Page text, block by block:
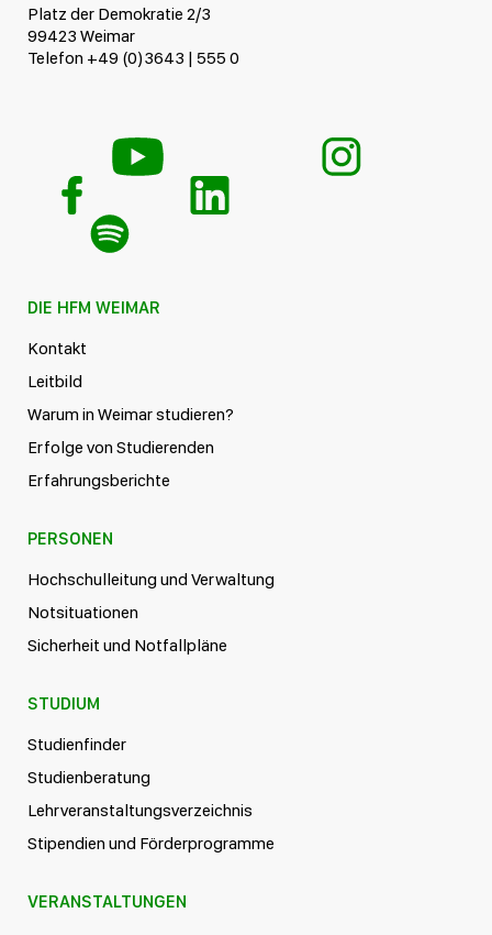
Platz der Demokratie 2/3
99423 Weimar
Telefon +49 (0)3643 | 555 0
DIE HFM WEIMAR
Kontakt
Leitbild
Warum in Weimar studieren?
Erfolge von Studierenden
Erfahrungsberichte
PERSONEN
Hochschulleitung und Verwaltung
Notsituationen
Sicherheit und Notfallpläne
STUDIUM
Studienfinder
Studienberatung
Lehrveranstaltungsverzeichnis
Stipendien und Förderprogramme
VERANSTALTUNGEN